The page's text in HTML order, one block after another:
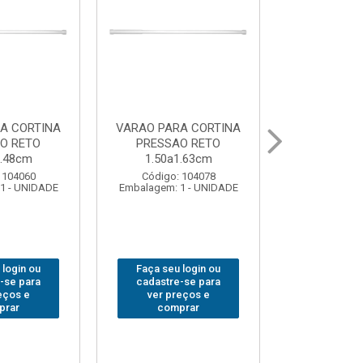
CORTINA
RETO
- UNIDADE
login ou
se para
e
VARAL PARA TETO
MAXEB ACO 1.40m
Código: 104086
Embalagem: 1 - UNIDADE
Faça seu login ou
cadastre-se para
ver preços e
comprar